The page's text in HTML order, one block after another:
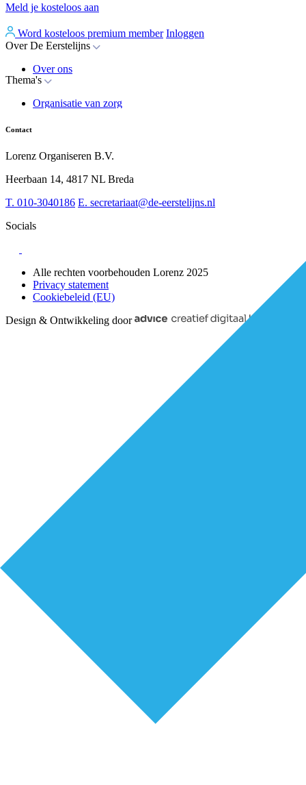
Meld je kosteloos aan
Word kosteloos premium member Inloggen
Over De Eerstelijns
Over ons
Nieuws
Whitepapers
Over BiancAI
Thema's
Organisatie van zorg
Digitalisering
Leiderschap & samenwerking
Sociaal domein
Contact
Lorenz Organiseren B.V.
Heerbaan 14, 4817 NL Breda
T. 010-3040186 E. secretariaat@de-eerstelijns.nl
Socials
Alle rechten voorbehouden Lorenz 2025
Privacy statement
Cookiebeleid (EU)
Design & Ontwikkeling door